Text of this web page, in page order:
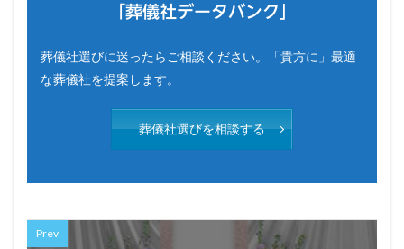
「葬儀社データバンク」
葬儀社選びに迷ったらご相談ください。「貴方に」最適
な葬儀社を提案します。
葬儀社選びを相談する
Prev